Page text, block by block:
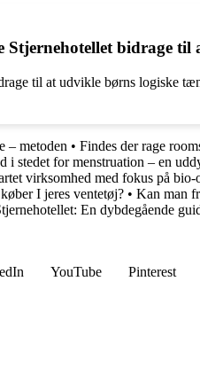
Stjernehotellet bidrage
til at udvikle børns logiske
– metoden • Findes der rage
i stedet for menstruation – en
virksomhed med fokus på
I jeres ventetøj? • Kan man
En dybdegående
YouTube Pinterest